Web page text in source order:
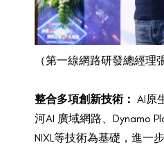
（第一線網路研發總經理
整合多項創新技術： AI原
河AI 廣域網路、Dynamo
NIXL等技術為基礎，進一